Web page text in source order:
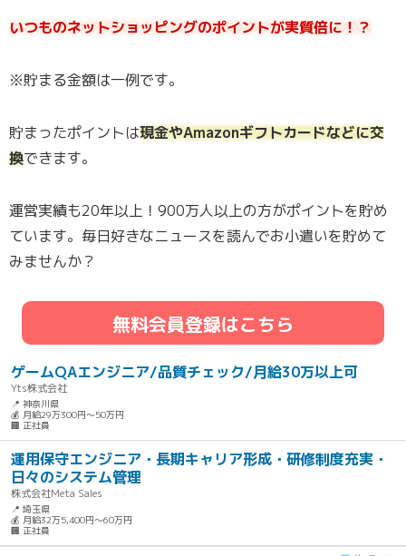
いつものネットショッピングのポイントが実質倍に！？
※貯まる金額は一例です。
貯まったポイントは現金やAmazonギフトカードなどに交
換できます。
運営実績も20年以上！900万人以上の方がポイントを貯め
ています。毎日好きなニュースを読んでお小遣いを貯めて
みませんか？
無料会員登録はこちら
ゲームQAエンジニア/品質チェック/月給30万以上可
Yts株式会社
📍 神奈川県
💰 月給29万300円～50万円
🏢 正社員
運用保守エンジニア・長期キャリア形成・研修制度充実・
日々のシステム管理
株式会社Meta Sales
📍 埼玉県
💰 月給32万5,400円～60万円
🏢 正社員